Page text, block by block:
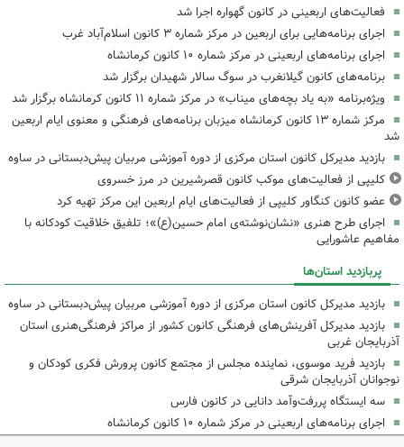
فعالیت‌های اربعینی در کانون گهواره اجرا شد
اجرای برنامه‌هایی برای اربعین در مرکز شماره ۳ کانون اسلام‌آباد غرب
اجرای برنامه‌های اربعینی در مرکز شماره ۱۰ کانون کرمانشاه
برنامه‌های کانون گیلانغرب در سوگ سالار شهیدان برگزار شد
ویژه‌برنامه «به یاد بچه‌های میناب» در مرکز شماره ۱۱ کانون کرمانشاه برگزار شد
مرکز شماره ۱۳ کانون کرمانشاه میزبان برنامه‌های فرهنگی و معنوی ایام اربعین
شد
بازدید مدیرکل کانون استان مرکزی از دوره آموزشی مربیان پیش‌دبستانی در ساوه
کلیپی از فعالیت‌های موکب کانون قصرشیرین در مرز خسروی
عضو کانون کنگاور کلیپی از فعالیت‌های ایام اربعین این مرکز تهیه کرد
اجرای طرح هنری «نشان‌نوشته‌ی امام حسین(ع)»؛ تلفیق خلاقیت کودکانه با
مفاهیم عاشورایی
پربازدید استان‌ها
بازدید مدیرکل کانون استان مرکزی از دوره آموزشی مربیان پیش‌دبستانی در ساوه
بازدید مدیرکل آفرینش‌های فرهنگی کانون کشور از مراکز فرهنگی‌هنری استان
آذربایجان غربی
بازدید فرید موسوی، نماینده مجلس از مجتمع کانون پرورش فکری کودکان و
نوجوانان آذربایجان شرقی
سه ایستگاه پررفت‌وآمد دانایی در کانون فارس
اجرای برنامه‌های اربعینی در مرکز شماره ۱۰ کانون کرمانشاه